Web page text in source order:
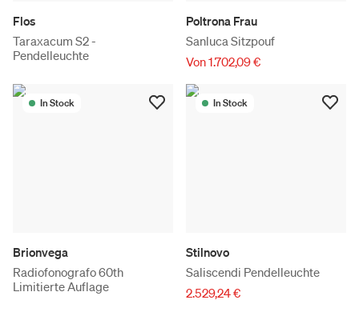
Flos
Taraxacum S2 -
Pendelleuchte
Poltrona Frau
Sanluca Sitzpouf
Von 1.702,09 €
In Stock
Brionvega
Radiofonografo 60th
Limitierte Auflage
In Stock
Stilnovo
Saliscendi Pendelleuchte
2.529,24 €